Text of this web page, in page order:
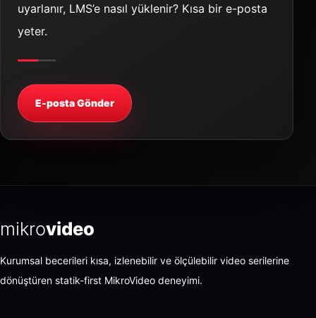
uyarlanır, LMS’e nasıl yüklenir? Kısa bir e-posta
yeter.
E-posta Gönder
mikrovideo
Kurumsal becerileri kısa, izlenebilir ve ölçülebilir video serilerine
dönüştüren statik-first MikroVideo deneyimi.